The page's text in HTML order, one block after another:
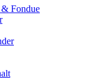
& Fondue